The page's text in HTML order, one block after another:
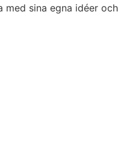
sina egna idéer och